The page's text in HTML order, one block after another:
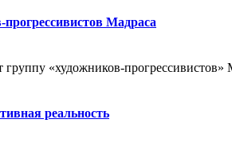
Мадраса
группу «художников-
реальность